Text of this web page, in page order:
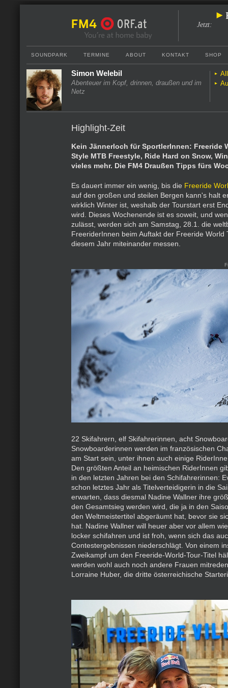
Jetzt:
SOUNDPARK TERMINE ABOUT KONTAKT SHOP
Simon Welebil
Abenteuer im Kopf, drinnen, draußen und im
Netz
Highlight-Zeit
Kein Jännerloch für SportlerInnen: Freeride
Style MTB Freestyle, Ride Hard on Snow,
vieles mehr. Die FM4 Draußen Tipps fürs
Es dauert immer ein wenig, bis die Freeride
auf den großen und steilen Bergen kann's halt
wirklich Winter ist, weshalb der Tourstart erst
wird. Dieses Wochenende ist es soweit, und
zulässt, werden sich am Samstag, 28.1. die
FreeriderInnen beim Auftakt der Freeride World
diesem Jahr miteinander messen.
22 Skifahrern, elf Skifahrerinnen, acht
Snowboarderinnen werden im französischen
am Start sein, unter ihnen auch einige
Den größten Anteil an heimischen RiderInnen
in den letzten Jahren bei den Schifahrerinnen:
schon letztes Jahr als Titelverteidigerin in die
erwarten, dass diesmal Nadine Wallner ihre
den Gesamtsieg werden wird, die ja in den
den Weltmeistertitel abgeräumt hat, bevor sie
hat. Nadine Wallner will heuer aber vor allem
locker schifahren und ist froh, wenn sich das
Contestergebnissen niederschlägt. Von einem
Zweikampf um den Freeride-World-Tour-Titel
werden wohl auch noch andere Frauen
Lorraine Huber, die dritte österreichische